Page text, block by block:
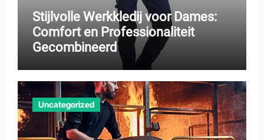
Stijlvolle Werkkledij voor Dames:
Comfort en Professionaliteit
Gecombineerd
Uncategorized